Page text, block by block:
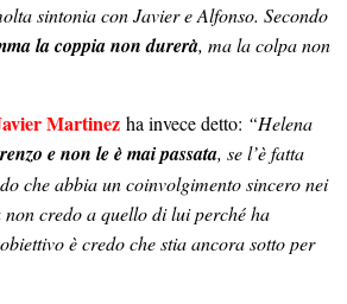
sintonia con Javier e Alfonso. Secondo
la coppia non durerà, ma la colpa non
Martinez ha invece detto: “Helena
e non le è mai passata, se l’è fatta
che abbia un coinvolgimento sincero nei
credo a quello di lui perché ha
è credo che stia ancora sotto per